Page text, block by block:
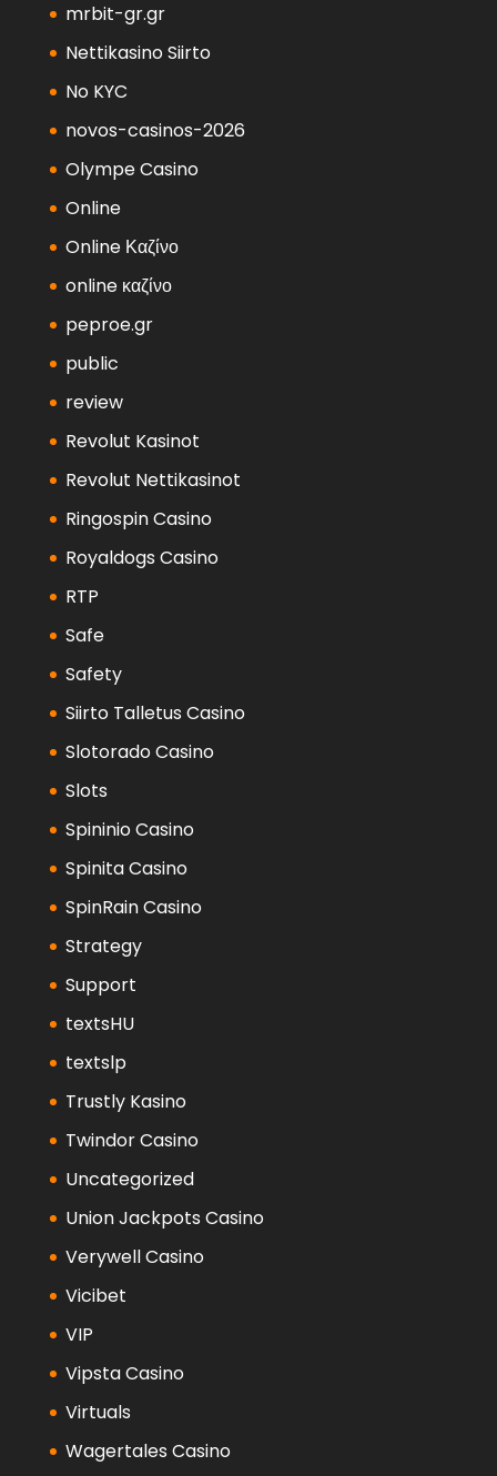
mrbit-gr.gr
Nettikasino Siirto
No KYC
novos-casinos-2026
Olympe Casino
Online
Online Καζίνο
online καζίνο
peproe.gr
public
review
Revolut Kasinot
Revolut Nettikasinot
Ringospin Casino
Royaldogs Casino
RTP
Safe
Safety
Siirto Talletus Casino
Slotorado Casino
Slots
Spininio Casino
Spinita Casino
SpinRain Casino
Strategy
Support
textsHU
textslp
Trustly Kasino
Twindor Casino
Uncategorized
Union Jackpots Casino
Verywell Casino
Vicibet
VIP
Vipsta Casino
Virtuals
Wagertales Casino